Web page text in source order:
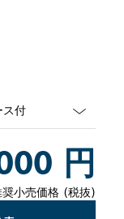
円
奨小売価格 (税抜)